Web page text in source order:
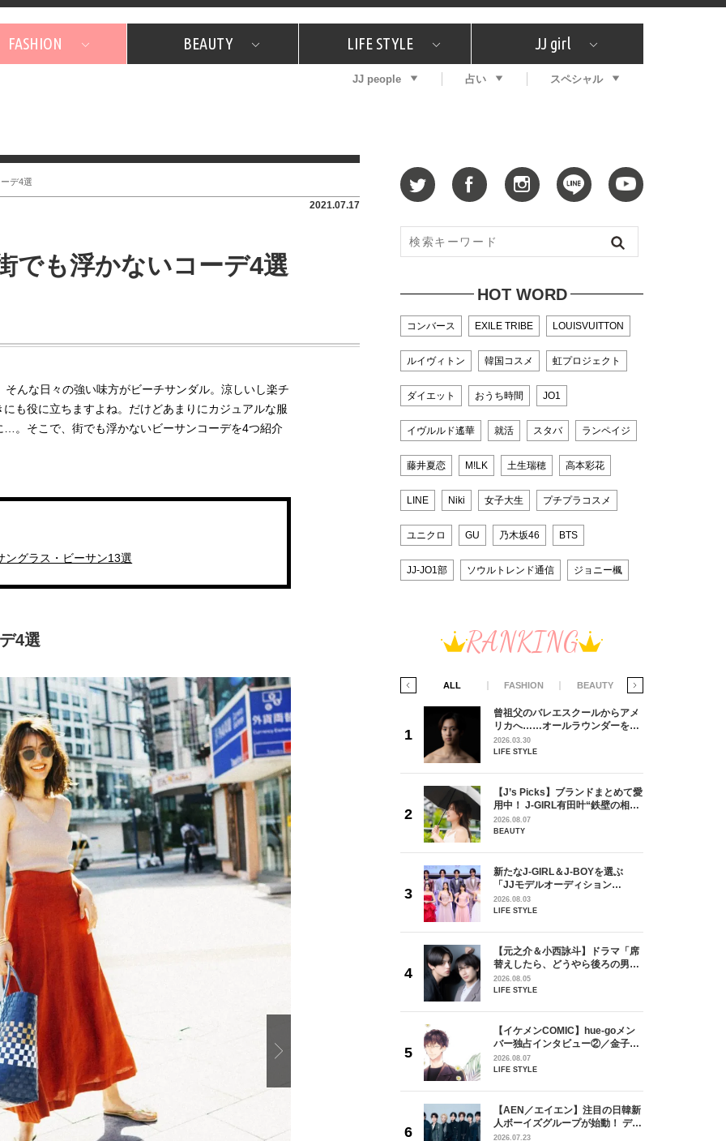
FASHION
JJスタッフの"それどこの"？ プチプラ プレゼント
BEAUTY
コスメ全部試してみた What's NEW？ 特集
LIFE STYLE
JJグルメガイド エンタメ プレゼント
恋愛
JJ girl
特集 おしゃラン！
JJ people 占い スペシャル
デ4選
2021.07.17
でも浮かないコーデ4選
んな日々の強い味方がビーチサンダル。涼しいし楽チ
も役に立ちますよね。だけどあまりにカジュアルな服
。そこで、街でも浮かないビーサンコーデを4つ紹介
グラス・ビーサン13選
4選
HOT WORD
コンバース EXILE TRIBE LOUISVUITTON
ルイヴィトン 韓国コスメ 虹プロジェクト
ダイエット おうち時間 JO1
イヴルルド遙華 就活 スタバ ランペイジ
藤井夏恋 M!LK 土生瑞穂 高本彩花
LINE Niki 女子大生 プチプラコスメ
ユニクロ GU 乃木坂46 BTS
JJ-JO1部 ソウルトレンド通信 ジョニー楓
RANKING
BEAUTY ALL FASHION BEAUTY
【J’s Picks】ブランドまとめて愛
用中！ J-GIRL有田叶“鉄壁の相
棒”〈ビューティ＆ファッション
夏の必需品〉
2026.08.07
BEAUTY
【JJ専属モデルの素顔】ビューテ
ィ大好き！ 松川 星のお気に入り
コスメをCHECK
2025.12.16
BEAUTY
【J’s Picks】J-GIRL早坂萌香の
徹底した日焼けケア！ でも、いち
ばん大切なのは…〈ビューティ＆
ファッション夏の必需品〉
2026.07.24
BEAUTY
【JJ専属モデルの素顔】ホ・ジウ
ォンの愛用スキンケアは敏感肌向
け
2025.12.09
BEAUTY
【JJ専属モデルの素顔】ツヤと輝
きを放つ美肌を生み出す松川 星の
愛用スキンケア
2025.12.16
BEAUTY
【プロ伝授】”韓国っぽ”なウェー
ブヘア簡単アレンジのコツ！
2025.12.19
曾祖父のバレエスクールからアメ
リカへ……オールラウンダーを目
指すダンサーは踊ることが好きす
ぎる【王子様の推しドコロ】
vol.29 三宅啄未さん
2026.03.30
LIFE STYLE
新たなJ-GIRL＆J-BOYを選ぶ
「JJモデルオーディション
2027」が募集開始！ 予選ブロッ
クは候補生の“魅力”を重視した
「新システム」に変わります
2026.08.03
LIFE STYLE
【元之介＆小西詠斗】ドラマ「席
替えしたら、どうやら後ろの男が
どうやら俺のこと好きらしい」放
送記念インタビュー♡ 「自然と詠
2026.08.05
人ボーイズグループが始動！ デビ
ュー目前のフレッシュな面々を独
2026.07.23
ィストを目指すきかっけとなった
2025.10.20
曾祖父のバレエスクールからアメ
リカへ……オールラウンダーを目
指すダンサーは踊ることが好きす
ぎる【王子様の推しドコロ】
2026.03.30
LIFE STYLE
【J’s Picks】ブランドまとめて愛
用中！ J-GIRL有田叶“鉄壁の相
棒”〈ビューティ＆ファッション
夏の必需品〉
2026.08.07
BEAUTY
新たなJ-GIRL＆J-BOYを選ぶ
「JJモデルオーディション
2027」が募集開始！ 予選ブロッ
クは候補生の“魅力”を重視した
2026.08.03
LIFE STYLE
【元之介＆小西詠斗】ドラマ「席
替えしたら、どうやら後ろの男が
どうやら俺のこと好きらしい」放
送記念インタビュー♡ 「自然と詠
2026.08.05
LIFE STYLE
【イケメンCOMIC】hue-goメン
バー独占インタビュー②／金子玄
矢「感情をズバーッと言葉にでき
た時は幸せ〜」
2026.08.07
LIFE STYLE
【AEN／エイエン】注目の日韓新
人ボーイズグループが始動！ デビ
ュー目前のフレッシュな面々を独
2026.07.23